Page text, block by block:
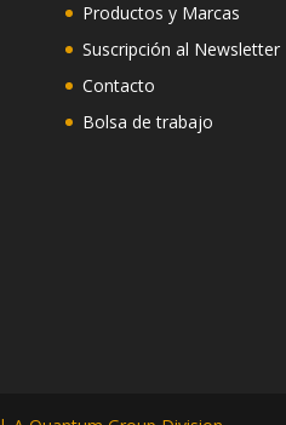
Productos y Marcas
Suscripción al Newsletter
Contacto
Bolsa de trabajo